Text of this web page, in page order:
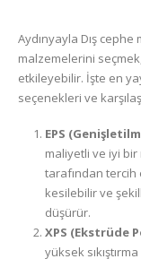
Aydınyayla Dış
malzemelerini
etkileyebilir. İşte en
seçenekleri ve
EPS
maliyetli ve iyi bir
tarafından tercih
kesilebilir ve
düşürür.
XPS (Ekstrüde
yüksek